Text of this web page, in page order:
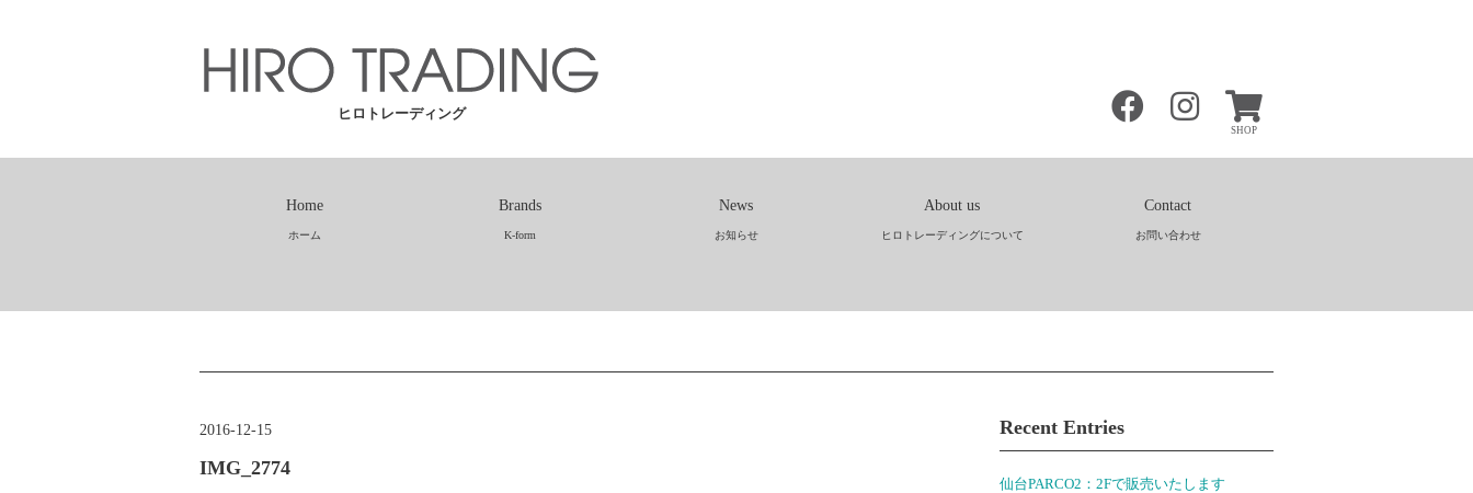
ヒロトレーディング
SHOP
Home
ホーム
Brands
K-form
News
お知らせ
About us
ヒロトレーディングについて
Contact
お問い合わせ
2016-12-15
IMG_2774
Recent Entries
仙台PARCO2：2Fで販売いたします